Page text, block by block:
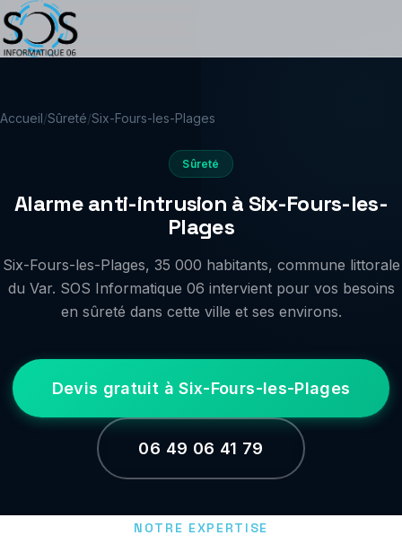
Accueil/Sûreté/Six-Fours-les-Plages
Sûreté
Alarme anti-intrusion à Six-Fours-les-
Plages
Six-Fours-les-Plages, 35 000 habitants, commune littorale
du Var. SOS Informatique 06 intervient pour vos besoins
en sûreté dans cette ville et ses environs.
Devis gratuit à Six-Fours-les-Plages
06 49 06 41 79
NOTRE EXPERTISE